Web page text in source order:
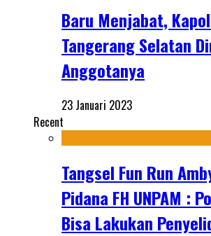
Baru Menjabat,
Tangerang Selatan
Anggotanya
23 Januari 2023
Recent
Tangsel Fun Run
Pidana FH UNPAM :
Bisa Lakukan